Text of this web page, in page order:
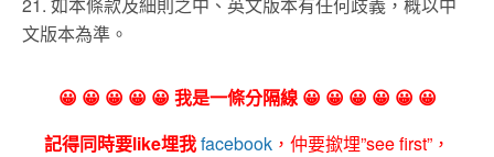
文版本為準。
😀 😀 😀 😀 😀 我是一條分隔線 😀 😀 😀 😀 😀 😀
記得同時要like埋我facebook ，仲要撳埋”see first”，